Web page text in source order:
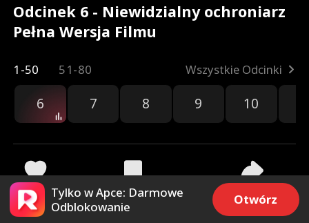
Odcinek 6 - Niewidzialny ochroniarz
Pełna Wersja Filmu
1-50 51-80 Wszystkie Odcinki
6 7 8 9 10
542 23.1k Udostępnij
Tylko w Apce: Darmowe
Odblokowanie
Otwórz